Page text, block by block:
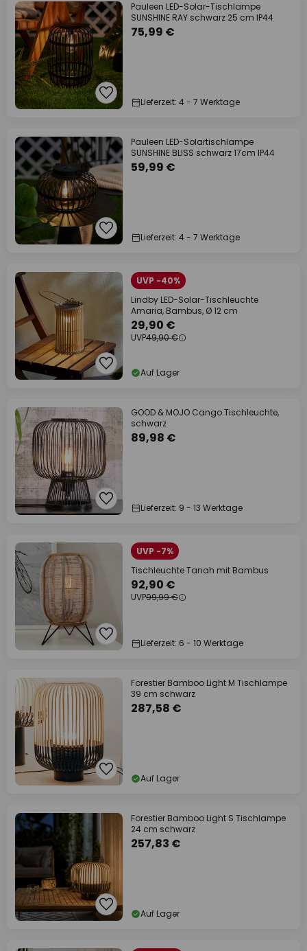
Pauleen LED-Solar-Tischlampe
SUNSHINE RAY schwarz 25 cm IP44
75,99 €
Lieferzeit: 4 - 7 Werktage
Pauleen LED-Solartischlampe
SUNSHINE BLISS schwarz 17cm IP44
59,99 €
Lieferzeit: 4 - 7 Werktage
UVP -40%
Lindby LED-Solar-Tischleuchte
Amaria, Bambus, Ø 12 cm
29,90 €
UVP49,90 €
Auf Lager
GOOD & MOJO Cango Tischleuchte,
schwarz
89,98 €
Lieferzeit: 9 - 13 Werktage
UVP -7%
Tischleuchte Tanah mit Bambus
92,90 €
UVP99,99 €
Lieferzeit: 6 - 10 Werktage
Forestier Bamboo Light M Tischlampe
39 cm schwarz
287,58 €
Auf Lager
Forestier Bamboo Light S Tischlampe
24 cm schwarz
257,83 €
Auf Lager